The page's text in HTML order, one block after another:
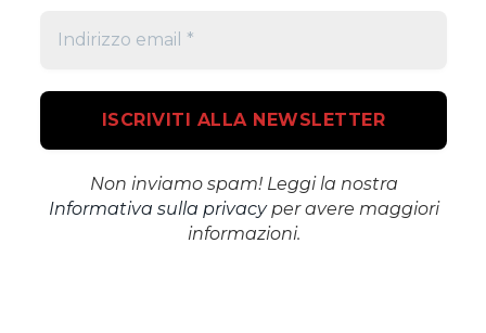
Non inviamo spam! Leggi la nostra
Informativa sulla privacyper avere maggiori
informazioni.